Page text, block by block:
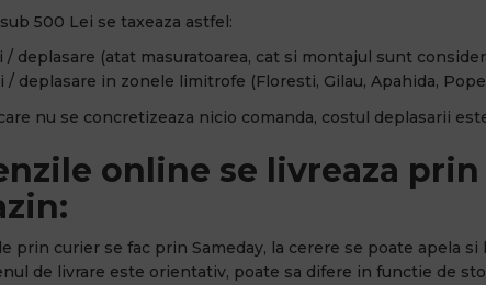
500 Lei se taxeaza astfel:
/ deplasare (atat masuratoarea, cat si montajul sunt
/ deplasare in zonele limitrofe (Floresti, Gilau, Apahida,
nu se concretizeaza nicio comanda, costul deplasarii
online se livreaza
prin curier se fac prin Sameday, la cerere se poate apela si
de livrare este orientativ, poate sa difere in functie de